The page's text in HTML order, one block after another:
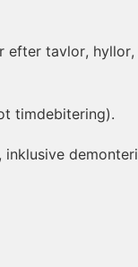
efter tavlor, hyllor,
timdebitering).